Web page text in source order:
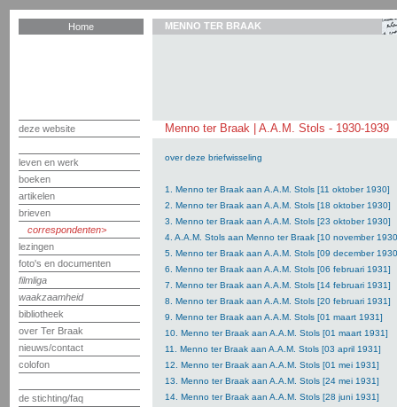
Home
deze website
leven en werk
boeken
artikelen
brieven
correspondenten
lezingen
foto's en documenten
filmliga
waakzaamheid
bibliotheek
over Ter Braak
nieuws/contact
colofon
de stichting/faq
MENNO TER BRAAK
Menno ter Braak | A.A.M. Stols - 1930-1939
over deze briefwisseling
1. Menno ter Braak aan A.A.M. Stols [11 oktober 1930]
2. Menno ter Braak aan A.A.M. Stols [18 oktober 1930]
3. Menno ter Braak aan A.A.M. Stols [23 oktober 1930]
4. A.A.M. Stols aan Menno ter Braak [10 november
5. Menno ter Braak aan A.A.M. Stols [09 december
6. Menno ter Braak aan A.A.M. Stols [06 februari 1931]
7. Menno ter Braak aan A.A.M. Stols [14 februari 1931]
8. Menno ter Braak aan A.A.M. Stols [20 februari 1931]
9. Menno ter Braak aan A.A.M. Stols [01 maart 1931]
10. Menno ter Braak aan A.A.M. Stols [01 maart 1931]
11. Menno ter Braak aan A.A.M. Stols [03 april 1931]
12. Menno ter Braak aan A.A.M. Stols [01 mei 1931]
13. Menno ter Braak aan A.A.M. Stols [24 mei 1931]
14. Menno ter Braak aan A.A.M. Stols [28 juni 1931]